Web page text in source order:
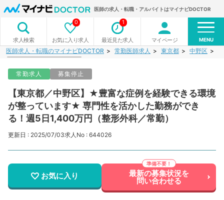
医師の求人・転職・アルバイトはマイナビDOCTOR
求人検索 お気に入り求人
0
最近見た求人
1
マイページ MENU
医師求人・転職のマイナビDOCTOR 常勤医師求人 東京都 中野区
常勤求人 募集停止
【東京都／中野区】★豊富な症例を経験できる環境
が整っています★ 専門性を活かした勤務ができ
る！週5日1,400万円（整形外科／常勤）
更新日 : 2025/07/03求人No : 644026
お気に入り 最新の募集状況を
問い合わせる